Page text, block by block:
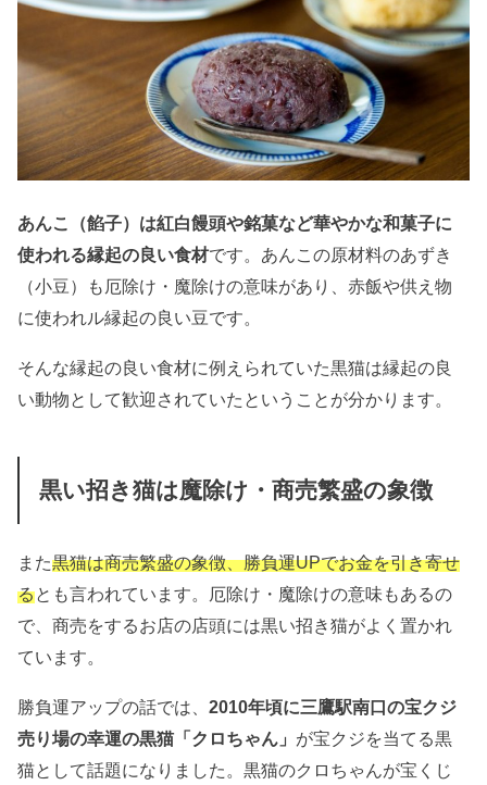
あんこ（餡子）は紅白饅頭や銘菓など華やかな和菓子に
使われる縁起の良い食材です。あんこの原材料のあずき
（小豆）も厄除け・魔除けの意味があり、赤飯や供え物
に使われル縁起の良い豆です。
そんな縁起の良い食材に例えられていた黒猫は縁起の良
い動物として歓迎されていたということが分かります。
黒い招き猫は魔除け・商売繁盛の象徴
また黒猫は商売繁盛の象徴、勝負運UPでお金を引き寄せ
るとも言われています。厄除け・魔除けの意味もあるの
で、商売をするお店の店頭には黒い招き猫がよく置かれ
ています。
勝負運アップの話では、2010年頃に三鷹駅南口の宝クジ
売り場の幸運の黒猫「クロちゃん」 が宝クジを当てる黒
猫として話題になりました。黒猫のクロちゃんが宝くじ